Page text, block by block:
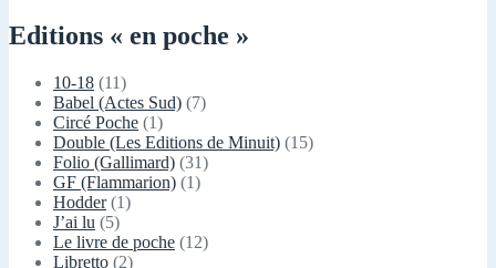
Editions « en poche »
10-18 (11)
Babel (Actes Sud) (7)
Circé Poche (1)
Double (Les Editions de Minuit) (15)
Folio (Gallimard) (31)
GF (Flammarion) (1)
Hodder(1)
J’ai lu (5)
Le livre de poche (12)
Libretto (2)